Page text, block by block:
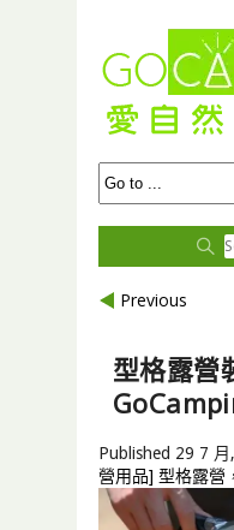
Previous
型格露營
Published 29 7 月
營用品] 型格露營